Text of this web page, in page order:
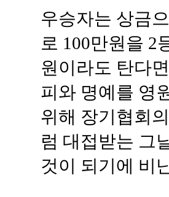
우승자는 상금
로 100만원을 2
원이라도 탄다
피와 명예를 영
위해 장기협회
럼 대접받는 그
것이 되기에 비